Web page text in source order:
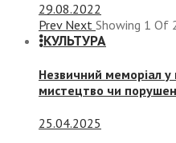
29.08.2022
Prev Next Showing 1 Of
КУЛЬТУРА
Незвичний меморіал у
мистецтво чи
25.04.2025